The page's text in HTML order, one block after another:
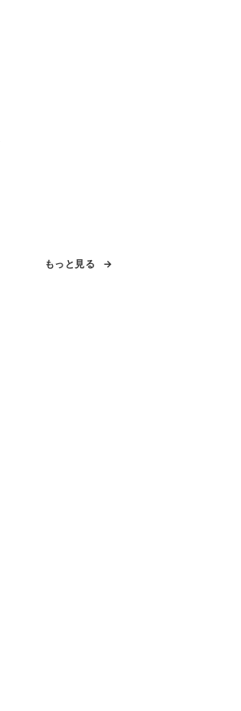
もっと見る